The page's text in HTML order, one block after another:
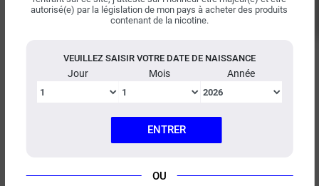
autorisé(e) par la législation de mon pays à acheter des produits
contenant de la nicotine.
VEUILLEZ SAISIR VOTRE DATE DE NAISSANCE
Jour Mois Année
ENTRER
OU